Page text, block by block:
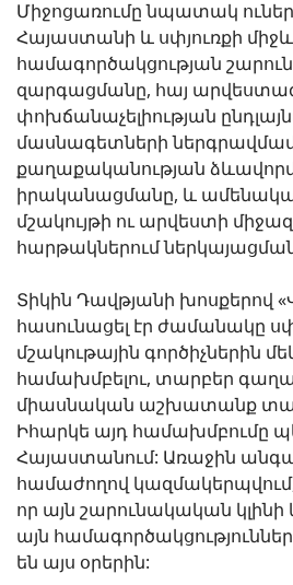
Միջոցառումը նպատակ
Հայաստանի և սփյուռքի
համագործակցության
զարգացմանը, հայ
փոխճանաչելիության
մասնագետների
քաղաքականության
իրականացմանը, և
մշակույթի ու արվեստի
հարթակներում
Տիկին Դավթյանի խոսքերով
հասունացել էր ժամանակը
մշակութային գործիչներին
համախմբելու, տարբեր
միասնական աշխատանք
Իհարկե այդ համախմբումը
Հայաստանում: Առաջին
համաժողով կազմակերպվում,
որ այն շարունակական կլինի
այն
են այս օրերին: